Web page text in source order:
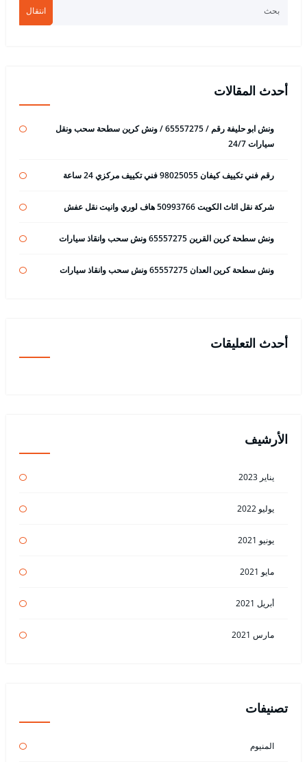
انتقال
أحدث المقالات
ونش ابو حليفة رقم / 65557275 / ونش كرين سطحة سحب ونقل
سيارات 24/7
رقم فني تكييف كيفان 98025055 فني تكييف مركزي 24 ساعة
شركة نقل اثاث الكويت 50993766 هاف لوري وانيت نقل عفش
ونش سطحة كرين القرين 65557275 ونش سحب وانقاذ سيارات
ونش سطحة كرين العدان 65557275 ونش سحب وانقاذ سيارات
أحدث التعليقات
الأرشيف
يناير 2023
يوليو 2022
يونيو 2021
مايو 2021
أبريل 2021
مارس 2021
تصنيفات
المنيوم